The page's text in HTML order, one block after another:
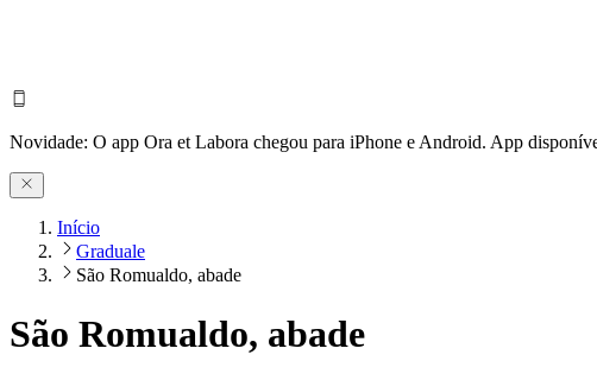
Novidade: O app Ora et Labora chegou para iPhone e Android. App
Início
Graduale
São Romualdo, abade
São Romualdo, abade